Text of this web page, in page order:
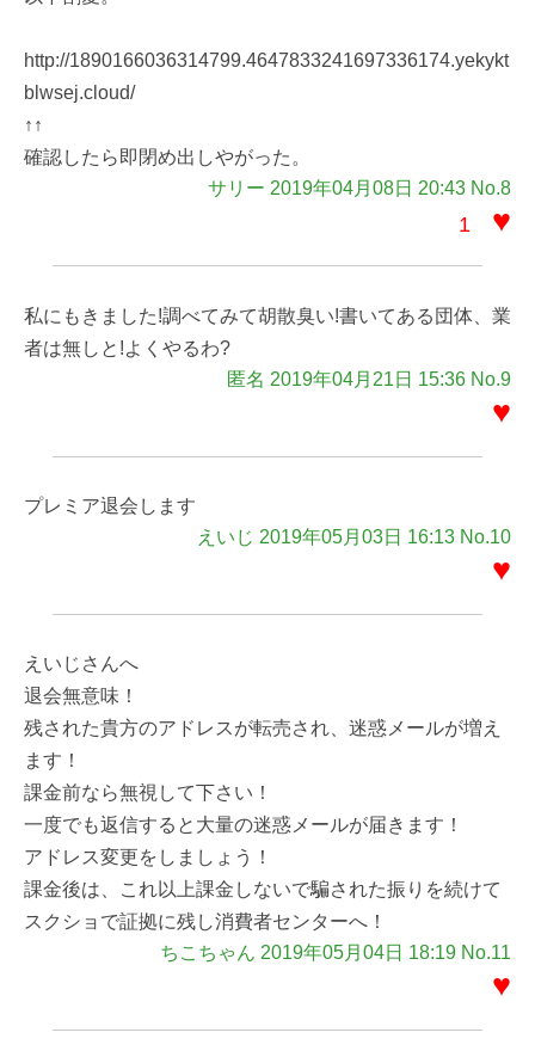
http://1890166036314799.4647833241697336174.yekykt
blwsej.cloud/
↑↑
確認したら即閉め出しやがった。
サリー 2019年04月08日 20:43 No.8
1 ♥
私にもきました!調べてみて胡散臭い!書いてある団体、業
者は無しと!よくやるわ?
匿名 2019年04月21日 15:36 No.9
♥
プレミア退会します
えいじ 2019年05月03日 16:13 No.10
♥
えいじさんへ
退会無意味！
残された貴方のアドレスが転売され、迷惑メールが増え
ます！
課金前なら無視して下さい！
一度でも返信すると大量の迷惑メールが届きます！
アドレス変更をしましょう！
課金後は、これ以上課金しないで騙された振りを続けて
スクショで証拠に残し消費者センターへ！
ちこちゃん 2019年05月04日 18:19 No.11
♥